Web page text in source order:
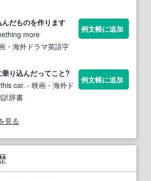
んだものを作ります
more
・海外ドラマ英語字
例文帳に追加
り込んだってこと?
car. - 映画・海外ド
訳辞書
例文帳に追加
見る